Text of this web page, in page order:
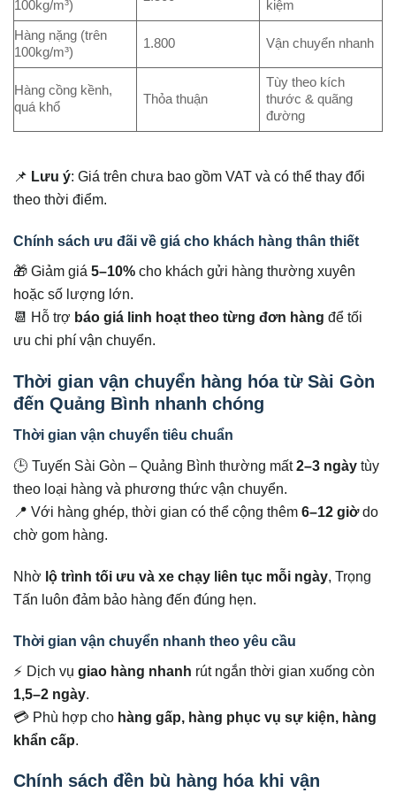
100kg/m³) kiệm
Hàng nặng (trên
100kg/m³)
1.800 Vận chuyển nhanh
Hàng cồng kềnh,
quá khổ
Thỏa thuận
Tùy theo kích
thước & quãng
đường
📌 Lưu ý: Giá trên chưa bao gồm VAT và có thể thay đổi
theo thời điểm.
Chính sách ưu đãi về giá cho khách hàng thân thiết
🎁 Giảm giá 5–10% cho khách gửi hàng thường xuyên
hoặc số lượng lớn.
📆 Hỗ trợ báo giá linh hoạt theo từng đơn hàng để tối
ưu chi phí vận chuyển.
Thời gian vận chuyển hàng hóa từ Sài Gòn
đến Quảng Bình nhanh chóng
Thời gian vận chuyển tiêu chuẩn
🕒 Tuyến Sài Gòn – Quảng Bình thường mất2–3 ngày tùy
theo loại hàng và phương thức vận chuyển.
📍 Với hàng ghép, thời gian có thể cộng thêm 6–12 giờdo
chờ gom hàng.
Nhờ lộ trình tối ưu và xe chạy liên tục mỗi ngày, Trọng
Tấn luôn đảm bảo hàng đến đúng hẹn.
Thời gian vận chuyển nhanh theo yêu cầu
⚡ Dịch vụ giao hàng nhanh rút ngắn thời gian xuống còn
1,5–2 ngày.
💳 Phù hợp cho hàng gấp, hàng phục vụ sự kiện, hàng
khẩn cấp.
Chính sách đền bù hàng hóa khi vận